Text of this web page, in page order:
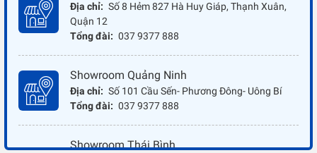
Địa chỉ: Số 8 Hẻm 827 Hà Huy Giáp, Thạnh Xuân,
Quận 12
Tổng đài: 037 9377 888
Showroom Quảng Ninh
Địa chỉ: Số 101 Cầu Sến- Phương Đông- Uông Bí
Tổng đài: 037 9377 888
Showroom Thái Bình